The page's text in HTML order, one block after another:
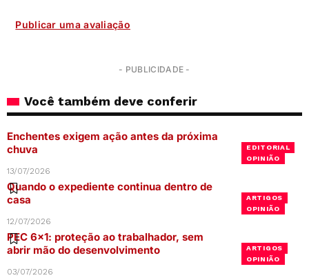
- PUBLICIDADE -
Você também deve conferir
EDITORIAL
OPINIÃO
Enchentes exigem ação antes da próxima
chuva
13/07/2026
ARTIGOS
OPINIÃO
Quando o expediente continua dentro de
casa
12/07/2026
ARTIGOS
OPINIÃO
PEC 6×1: proteção ao trabalhador, sem
abrir mão do desenvolvimento
03/07/2026